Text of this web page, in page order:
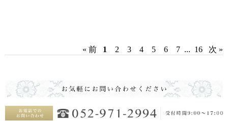
« 前 1 2 3 4 5 6 7 ... 16 次 »